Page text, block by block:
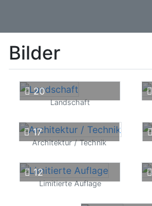
Bilder
20
Landschaft
17
Architektur / Technik
12
Limitierte Auflage